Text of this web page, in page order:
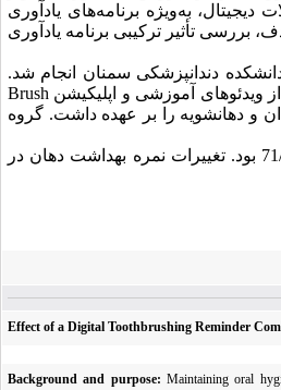
دیجیتال، به‌ویژه برنامه‌های یادآوری
تأثیر ترکیبی برنامه یادآوری
دندانپزشکی سمنان انجام شد.
ویدئوهای آموزشی و اپلیکیشن Brush
و دهانشویه را بر عهده داشت. گروه
71/0 بود. تغییرات نمره بهداشت دهان در
Effect of a Digital Toothbrushing Reminder
Background and purpose: Maintaining oral